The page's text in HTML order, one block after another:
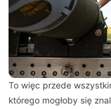
To więc przede
którego mogłoby się